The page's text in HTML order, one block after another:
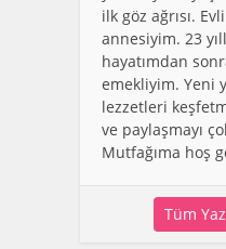
ilk göz ağrısı.
annesiyim. 23
hayatımdan
emekliyim. Yeni
lezzetleri
ve paylaşmayı
Mutfağıma hoş
Tüm